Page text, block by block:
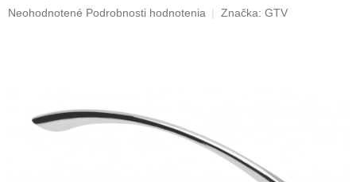
Priemerné
hviezdičiek.
Neohodnotené Podrobnosti hodnotenia Značka: GTV